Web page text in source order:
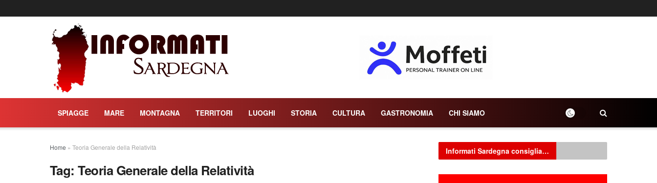
SPIAGGE MARE MONTAGNA TERRITORI LUOGHI STORIA CULTURA GASTRONOMIA CHI SIAMO
Home » Teoria Generale della Relatività
Tag:Teoria Generale della Relatività
Informati Sardegna consiglia…